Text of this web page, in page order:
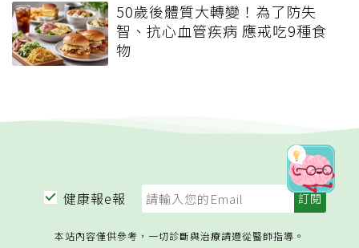
50歲後體質大轉變！為了防失
智、抗心血管疾病 應戒吃9種食
物
健康報e報
本站內容僅供參考，一切診斷與治療請遵從醫師指導。